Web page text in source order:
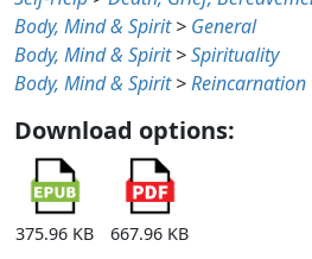
Body, Mind & Spirit > General
Body, Mind & Spirit >Spirituality
Body, Mind & Spirit >Reincarnation
Download options:
375.96 KB
667.96 KB